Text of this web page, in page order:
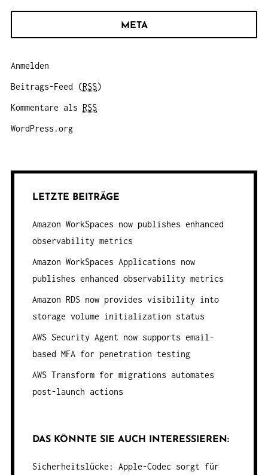
META
Anmelden
Beitrags-Feed (RSS)
Kommentare als RSS
WordPress.org
LETZTE BEITRÄGE
Amazon WorkSpaces now publishes enhanced
observability metrics
Amazon WorkSpaces Applications now
publishes enhanced observability metrics
Amazon RDS now provides visibility into
storage volume initialization status
AWS Security Agent now supports email-
based MFA for penetration testing
AWS Transform for migrations automates
post-launch actions
DAS KÖNNTE SIE AUCH INTERESSIEREN:
Sicherheitslücke: Apple-Codec sorgt für